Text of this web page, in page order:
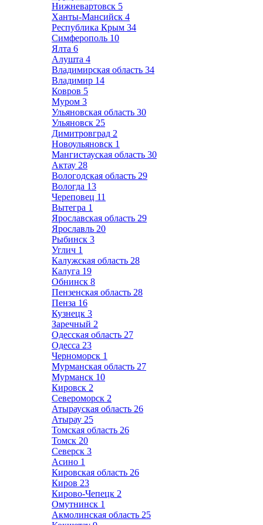
Нижневартовск 5
Ханты-Мансийск 4
Республика Крым 34
Симферополь 10
Ялта 6
Алушта 4
Владимирская область 34
Владимир 14
Ковров 5
Муром 3
Ульяновская область 30
Ульяновск 25
Димитровград 2
Новоульяновск 1
Мангистауская область 30
Актау 28
Вологодская область 29
Вологда 13
Череповец 11
Вытегра 1
Ярославская область 29
Ярославль 20
Рыбинск 3
Углич 1
Калужская область 28
Калуга 19
Обнинск 8
Пензенская область 28
Пенза 16
Кузнецк 3
Заречный 2
Одесская область 27
Одесса 23
Черноморск 1
Мурманская область 27
Мурманск 10
Кировск 2
Североморск 2
Атырауская область 26
Атырау 25
Томская область 26
Томск 20
Северск 3
Асино 1
Кировская область 26
Киров 23
Кирово-Чепецк 2
Омутнинск 1
Акмолинская область 25